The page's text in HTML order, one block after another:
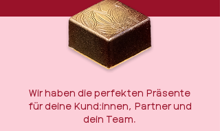
Wir haben die perfekten Präsente
für deine Kund:innen, Partner und
dein Team.